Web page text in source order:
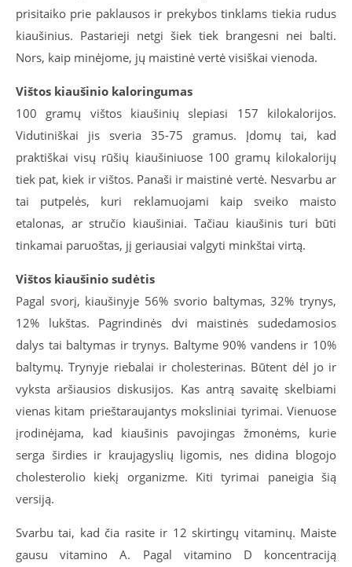
prisitaiko prie paklausos ir prekybos tinklams tiekia rudus
kiaušinius. Pastarieji netgi šiek tiek brangesni nei balti.
Nors, kaip minėjome, jų maistinė vertė visiškai vienoda.
Vištos kiaušinio kaloringumas
100 gramų vištos kiaušinių slepiasi 157 kilokalorijos.
Vidutiniškai jis sveria 35-75 gramus. Įdomų tai, kad
praktiškai visų rūšių kiaušiniuose 100 gramų kilokalorijų
tiek pat, kiek ir vištos. Panaši ir maistinė vertė. Nesvarbu ar
tai putpelės, kuri reklamuojami kaip sveiko maisto
etalonas, ar stručio kiaušiniai. Tačiau kiaušinis turi būti
tinkamai paruoštas, jį geriausiai valgyti minkštai virtą.
Vištos kiaušinio sudėtis
Pagal svorį, kiaušinyje 56% svorio baltymas, 32% trynys,
12% lukštas. Pagrindinės dvi maistinės sudedamosios
dalys tai baltymas ir trynys. Baltyme 90% vandens ir 10%
baltymų. Trynyje riebalai ir cholesterinas. Būtent dėl jo ir
vyksta aršiausios diskusijos. Kas antrą savaitę skelbiami
vienas kitam prieštaraujantys moksliniai tyrimai. Vienuose
įrodinėjama, kad kiaušinis pavojingas žmonėms, kurie
serga širdies ir kraujagyslių ligomis, nes didina blogojo
cholesterolio kiekį organizme. Kiti tyrimai paneigia šią
versiją.
Svarbu tai, kad čia rasite ir 12 skirtingų vitaminų. Maiste
gausu vitamino A. Pagal vitamino D koncentraciją